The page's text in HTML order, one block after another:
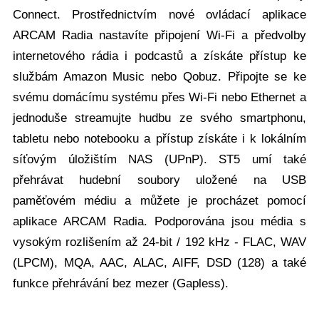
Connect. Prostřednictvím nové ovládací aplikace
ARCAM Radia nastavíte připojení Wi-Fi a předvolby
internetového rádia i podcastů a získáte přístup ke
službám Amazon Music nebo Qobuz. Připojte se ke
svému domácímu systému přes Wi-Fi nebo Ethernet a
jednoduše streamujte hudbu ze svého smartphonu,
tabletu nebo notebooku a přístup získáte i k lokálním
síťovým úložištím NAS (UPnP). ST5 umí také
přehrávat hudební soubory uložené na USB
paměťovém médiu a můžete je procházet pomocí
aplikace ARCAM Radia. Podporována jsou média s
vysokým rozlišením až 24-bit / 192 kHz - FLAC, WAV
(LPCM), MQA, AAC, ALAC, AIFF, DSD (128) a také
funkce přehrávání bez mezer (Gapless).